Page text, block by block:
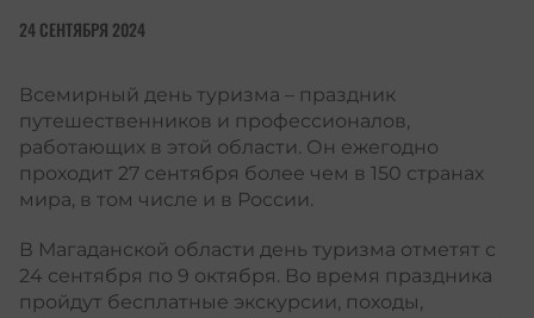
24 СЕНТЯБРЯ 2024
Всемирный день туризма – праздник
путешественников и профессионалов,
работающих в этой области. Он ежегодно
проходит 27 сентября более чем в 150 странах
мира, в том числе и в России.
В Магаданской области день туризма отметят с
24 сентября по 9 октября. Во время праздника
пройдут бесплатные экскурсии, походы,